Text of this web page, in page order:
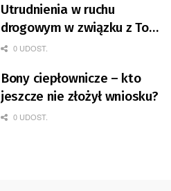
Utrudnienia w ruchu
drogowym w związku z Tour
de Pologne
0 UDOST.
Bony ciepłownicze – kto
jeszcze nie złożył wniosku?
0 UDOST.